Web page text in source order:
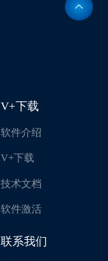
V+下载
软件介绍
V+下载
技术文档
软件激活
联系我们